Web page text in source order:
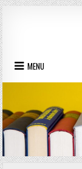
Skip to content
MENU